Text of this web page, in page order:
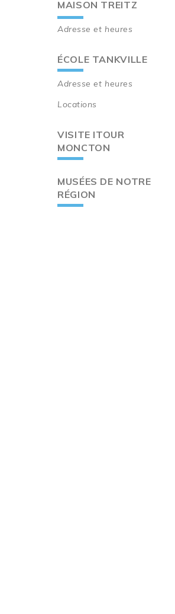
MAISON TREITZ
Adresse et heures
ÉCOLE TANKVILLE
Adresse et heures
Locations
VISITE ITOUR
MONCTON
MUSÉES DE NOTRE
RÉGION